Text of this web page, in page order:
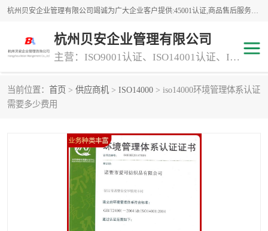
杭州贝安企业管理有限公司竭诚为广大企业客户提供:45001认证,商品售后服务认证,CE认证,知识产权体系认证,iso体系认证等服务,公司提供一条认证服务,方便快捷.
杭州贝安企业管理有限公司
主营：ISO9001认证、ISO14001认证、ISO认证、ISO22000认证、ISO/TS16949认证,FSC森林认证
当前位置： 首页 > 供应商机 > ISO14000 > iso14000环境管理体系认证
需要多少费用
商品售后服务认证
专业资质评价证书(1) ISO9000
45001认证
GJB 9001C-2017